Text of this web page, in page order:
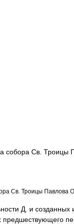
собора Св Троицы
Св Троицы Павлова
Д и созданных
предшествующего